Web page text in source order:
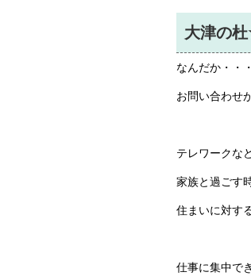
大津の
なんだか・・・
お問い合わせ
テレワークな
家族と過ごす
住まいに対す
仕事に集中で